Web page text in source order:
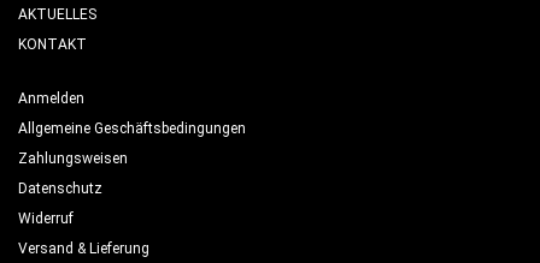
AKTUELLES
KONTAKT
Anmelden
Allgemeine Geschäftsbedingungen
Zahlungsweisen
Datenschutz
Widerruf
Versand & Lieferung